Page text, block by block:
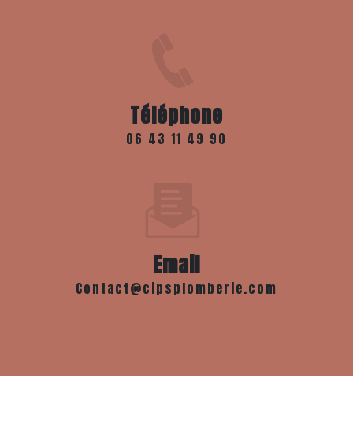
Téléphone
06 43 11 49 90
Email
contact@cipsplomberie.com